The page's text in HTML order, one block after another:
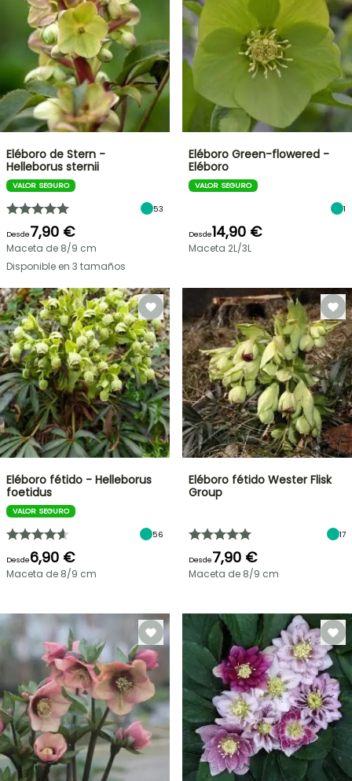
Eléboro de Stern -
Helleborus sternii
VALOR SEGURO
53
Desde7,90 €
Maceta de 8/9 cm
Disponible en 3 tamaños
Eléboro Green-flowered -
Eléboro
VALOR SEGURO
1
Desde14,90 €
Maceta 2L/3L
Eléboro fétido - Helleborus
foetidus
VALOR SEGURO
56
Desde6,90 €
Maceta de 8/9 cm
Eléboro fétido Wester Flisk
Group
17
Desde7,90 €
Maceta de 8/9 cm